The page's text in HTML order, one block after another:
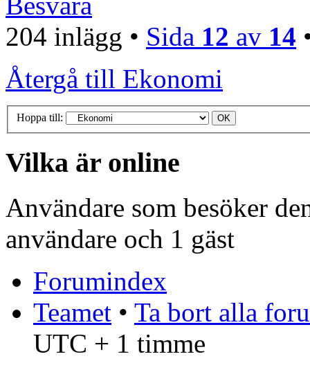
204 inlägg • Sida 12 av 14
Återgå till Ekonomi
Hoppa till:
Vilka är online
Användare som besöker
användare och 1 gäst
Forumindex
Teamet • Ta bort alla
UTC + 1 timme